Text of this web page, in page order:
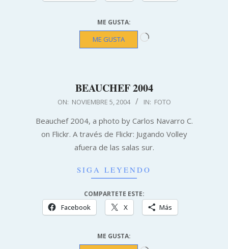
ME GUSTA:
ME GUSTA Cargando...
BEAUCHEF 2004
05
ON: NOVIEMBRE 5, 2004 IN: FOTO
Beauchef 2004, a photo by Carlos Navarro C.
on Flickr. A través de Flickr: Jugando Volley
afuera de las salas sur.
SIGA LEYENDO
COMPARTETE ESTE:
Facebook X Más
ME GUSTA: